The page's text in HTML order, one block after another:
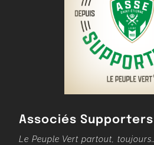
Associés Supporters
Le Peuple Vert partout, toujours…